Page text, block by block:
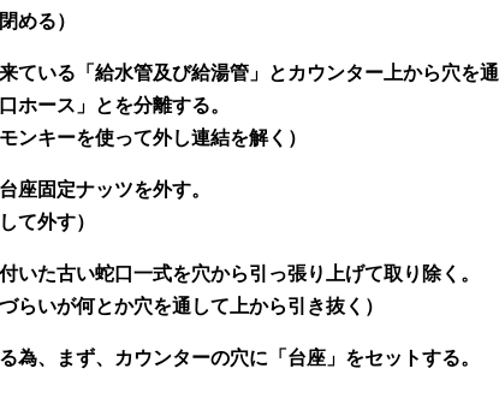
める）
いる「給水管及び給湯管」とカウンター上から穴を通
ホース」とを分離する。
ンキーを使って外し連結を解く）
固定ナッツを外す。
て外す）
た古い蛇口一式を穴から引っ張り上げて取り除く。
らいが何とか穴を通して上から引き抜く）
、まず、カウンターの穴に「台座」をセットする。